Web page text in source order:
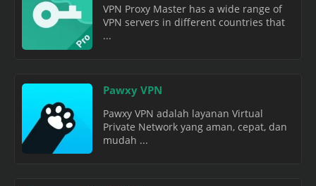
VPN Proxy Master has a wide range of
VPN servers in different countries that
...
Pawxy VPN
Pawxy VPN adalah layanan Virtual
Private Network yang aman, cepat, dan
mudah ...